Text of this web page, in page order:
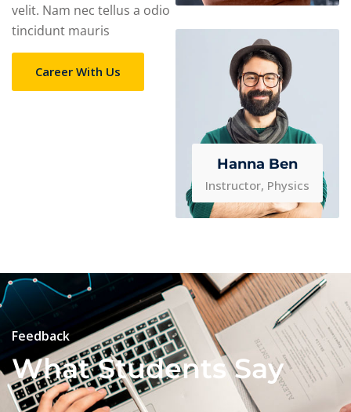
velit. Nam nec tellus a odio
tincidunt mauris
Career With Us
Hanna Ben
Instructor, Physics
Feedback
What Students Say